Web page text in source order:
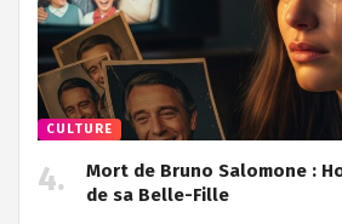
CULTURE
Mort de Bruno Salomone :
de sa Belle-Fille